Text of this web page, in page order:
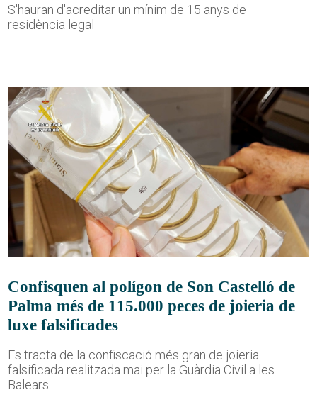
S'hauran d'acreditar un mínim de 15 anys de
residència legal
Confisquen al polígon de Son Castelló de
Palma més de 115.000 peces de joieria de
luxe falsificades
Es tracta de la confiscació més gran de joieria
falsificada realitzada mai per la Guàrdia Civil a les
Balears